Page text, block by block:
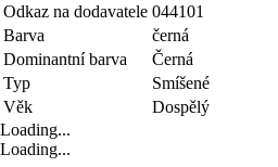
Odkaz na dodavatele 044101
Barva
černá
Dominantní barva
Černá
Typ
Smíšené
Věk
Dospělý
Loading...
Loading...